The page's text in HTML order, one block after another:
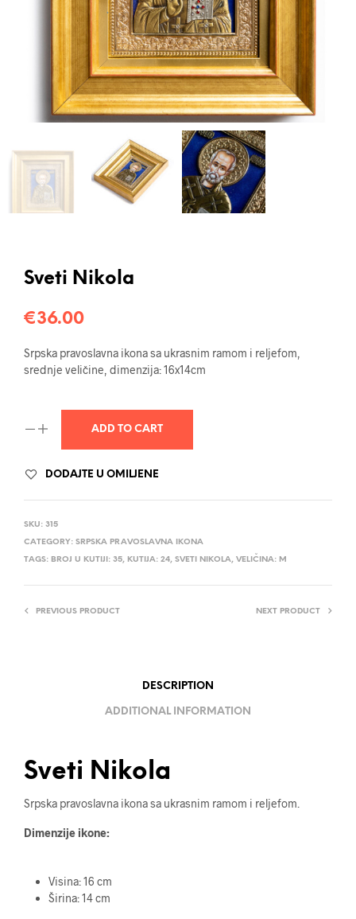
Sveti Nikola
€36.00
Srpska pravoslavna ikona sa ukrasnim ramom i reljefom,
srednje veličine, dimenzija: 16x14cm
ADD TO CART
DODAJTE U OMILJENE
SKU: 315
CATEGORY: SRPSKA PRAVOSLAVNA IKONA
TAGS: BROJ U KUTIJI: 35, KUTIJA: 24, SVETI NIKOLA, VELIČINA: M
PREVIOUS PRODUCT NEXT PRODUCT
DESCRIPTION
ADDITIONAL INFORMATION
Sveti Nikola
Srpska pravoslavna ikona sa ukrasnim ramom i reljefom.
Dimenzije ikone:
Visina: 16 cm
Širina: 14 cm